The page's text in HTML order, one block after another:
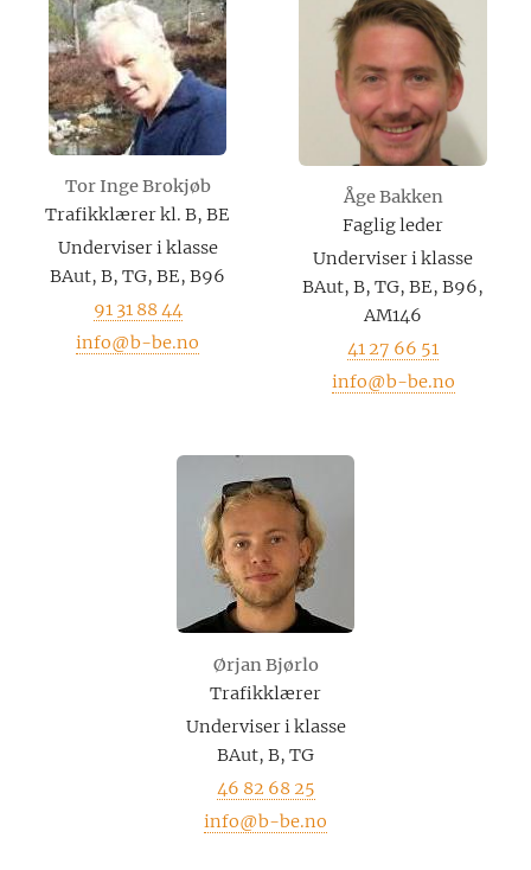
Tor Inge Brokjøb
Trafikklærer kl. B, BE
Underviser i klasse
BAut, B, TG, BE, B96
91 31 88 44
info@b-be.no
Åge Bakken
Faglig leder
Underviser i klasse
BAut, B, TG, BE, B96,
AM146
41 27 66 51
info@b-be.no
Ørjan Bjørlo
Trafikklærer
Underviser i klasse
BAut, B, TG
46 82 68 25
info@b-be.no